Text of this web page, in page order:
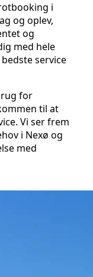
i
og oplev,
og
med hele
service
for
til at
Vi ser frem
i Nexø og
med